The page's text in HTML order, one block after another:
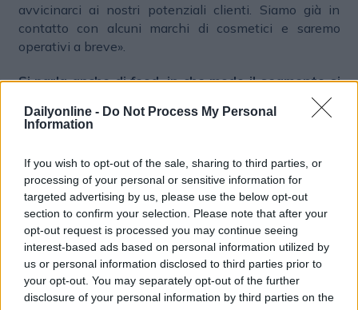
Dailyonline - Do Not Process My Personal
Information
If you wish to opt-out of the sale, sharing to third parties, or
processing of your personal or sensitive information for
targeted advertising by us, please use the below opt-out
section to confirm your selection. Please note that after your
opt-out request is processed you may continue seeing
interest-based ads based on personal information utilized by
us or personal information disclosed to third parties prior to
your opt-out. You may separately opt-out of the further
disclosure of your personal information by third parties on the
avvicinarci ai nostri potenziali clienti. Siamo già in
contatto con alcuni marchi di cosmetici e saremo
operativi a breve».
Si parla anche di food, in che modo il segmento si
«Proprio come la moda e i beni di lusso, anche i cibi
consumatori cinesi, che adorano spaghetti e pizza. Tra
tutti, il cibo italiano è anche quello a cui i cinesi si sono
adattati più velocemente. Soprattutto, considerate
tutte quelle specialità regionali come l'olio d'oliva o la
mozzarella di buffala. Cibo e lusso possono essere
promossi e venduti allo stesso modo, utilizzando i
canali digitali appropriati».